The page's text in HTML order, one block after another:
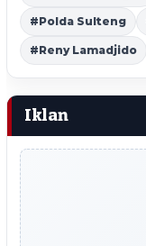
#Polda Sulteng
#Reny Lamadjido
Iklan